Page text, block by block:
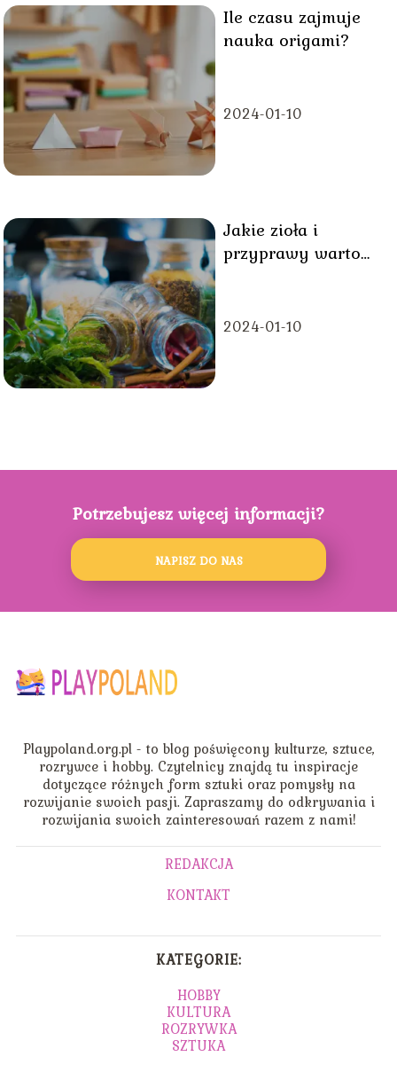
Ile czasu zajmuje
nauka origami?
2024-01-10
Jakie zioła i
przyprawy warto
2024-01-10
Potrzebujesz więcej informacji?
NAPISZ DO NAS
Playpoland.org.pl - to blog poświęcony kulturze, sztuce,
rozrywce i hobby. Czytelnicy znajdą tu inspiracje
dotyczące różnych form sztuki oraz pomysły na
rozwijanie swoich pasji. Zapraszamy do odkrywania i
rozwijania swoich zainteresowań razem z nami!
REDAKCJA
KONTAKT
KATEGORIE:
HOBBY
KULTURA
ROZRYWKA
SZTUKA